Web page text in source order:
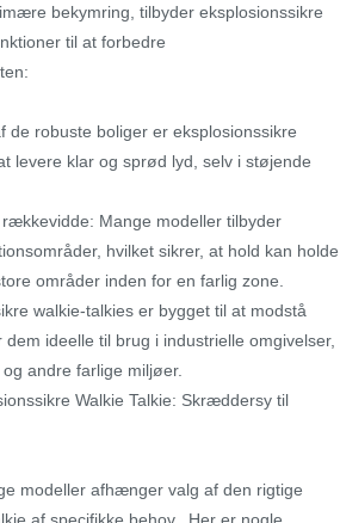
bekymring, tilbyder eksplosionssikre
til at forbedre
de robuste boliger er eksplosionssikre
levere klar og sprød lyd, selv i støjende
Mange modeller tilbyder
hvilket sikrer, at hold kan holde
områder inden for en farlig zone.
walkie-talkies er bygget til at modstå
ideelle til brug i industrielle omgivelser,
andre farlige miljøer.
Walkie Talkie: Skræddersy til
modeller afhænger valg af den rigtige
af specifikke behov. Her er nogle